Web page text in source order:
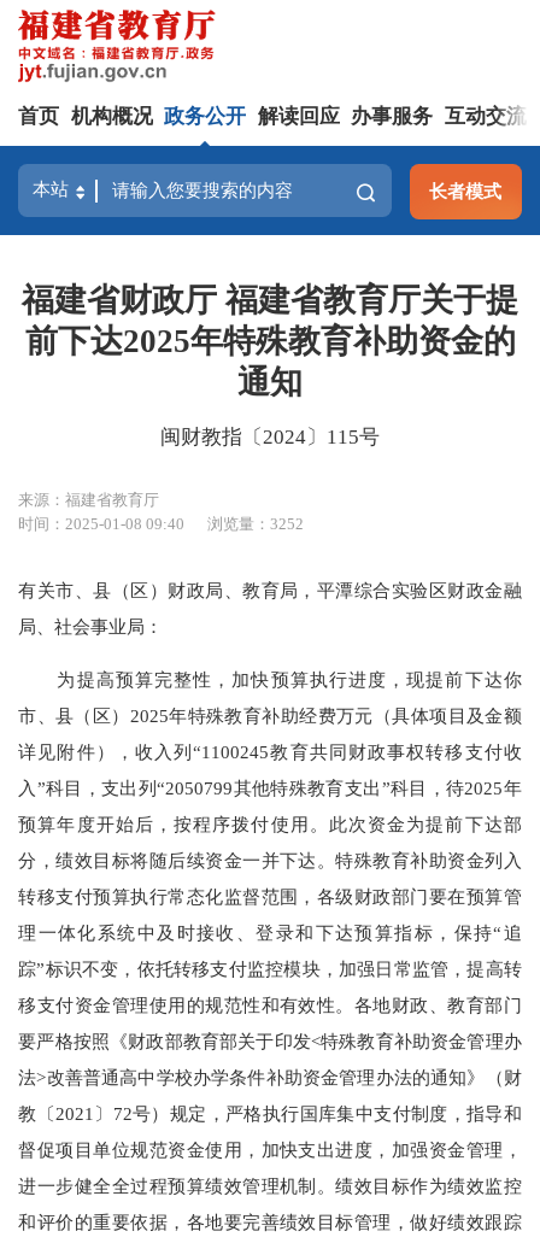
首页 机构概况 政务公开 解读回应 办事服务 互动交流
长者模式
福建省财政厅 福建省教育厅关于提
前下达2025年特殊教育补助资金的
通知
闽财教指〔2024〕115号
来源：福建省教育厅
时间：2025-01-08 09:40
浏览量：3252
有关市、县（区）财政局、教育局，平潭综合实验区财政金融
局、社会事业局：
为提高预算完整性，加快预算执行进度，现提前下达你
市、县（区）2025年特殊教育补助经费万元（具体项目及金额
详见附件），收入列“1100245教育共同财政事权转移支付收
入”科目，支出列“2050799其他特殊教育支出”科目，待2025年
预算年度开始后，按程序拨付使用。此次资金为提前下达部
分，绩效目标将随后续资金一并下达。特殊教育补助资金列入
转移支付预算执行常态化监督范围，各级财政部门要在预算管
理一体化系统中及时接收、登录和下达预算指标，保持“追
踪”标识不变，依托转移支付监控模块，加强日常监管，提高转
移支付资金管理使用的规范性和有效性。各地财政、教育部门
要严格按照《财政部教育部关于印发<特殊教育补助资金管理办
法>改善普通高中学校办学条件补助资金管理办法的通知》（财
教〔2021〕72号）规定，严格执行国库集中支付制度，指导和
督促项目单位规范资金使用，加快支出进度，加强资金管理，
进一步健全全过程预算绩效管理机制。绩效目标作为绩效监控
和评价的重要依据，各地要完善绩效目标管理，做好绩效跟踪